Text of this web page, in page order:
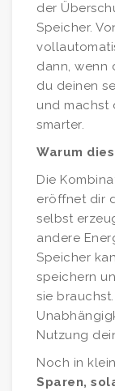
der
Speicher.
dann, wenn
du deinen
und machst
smarter.
Warum
Die
eröffnet dir
selbst
andere
Speicher
speichern
sie
Nutzung
Noch in
Sparen,